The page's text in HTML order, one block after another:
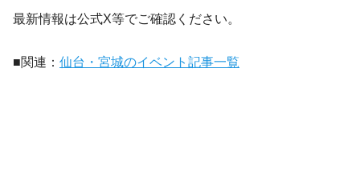
最新情報は公式X等でご確認ください。
■関連： 仙台・宮城のイベント記事一覧